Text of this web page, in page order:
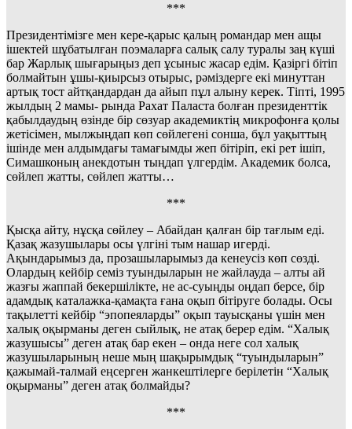
***
Президентімізге мен кере-қарыс қалың романдар мен ащы
ішектей шұбатылған поэмаларға салық салу туралы заң күші
бар Жарлық шығарыңыз деп ұсыныс жасар едім. Қазіргі бітіп
болмайтын ұшы-қиырсыз отырыс, рәміздерге екі минуттан
артық тост айтқандардан да айып пұл алыну керек. Тіпті, 1995
жылдың 2 мамы- рында Рахат Паласта болған президенттік
қабылдаудың өзінде бір сөзуар академиктің микрофонға қолы
жетісімен, мылжыңдап көп сөйлегені сонша, бұл уақыттың
ішінде мен алдымдағы тамағымды жеп бітіріп, екі рет ішіп,
Симашконың анекдотын тыңдап үлгердім. Академик болса,
сөйлеп жатты, сөйлеп жатты…
***
Қысқа айту, нұсқа сөйлеу – Абайдан қалған бір тағлым еді.
Қазақ жазушылары осы үлгіні тым нашар игерді.
Ақындарымыз да, прозашыларымыз да кенеусіз көп сөзді.
Олардың кейбір семіз туындыларын не жайлауда – алты ай
жазғы жаппай бекершілікте, не ас-суыңды оңдап берсе, бір
адамдық каталажка-қамақта ғана оқып бітіруге болады. Осы
тақылетті кейбір “эпопеяларды” оқып тауысқаны үшін мен
халық оқырманы деген сыйлық, не атақ берер едім. “Халық
жазушысы” деген атақ бар екен – онда неге сол халық
жазушыларының неше мың шақырымдық “туындыларын”
қажымай-талмай еңсерген жанкештілерге берілетін “Халық
оқырманы” деген атақ болмайды?
***